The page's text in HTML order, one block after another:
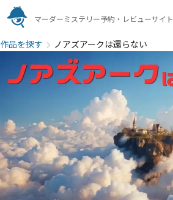
マーダーミステリー予約・レビューサイト
作品を探す ノアズアークは還らない